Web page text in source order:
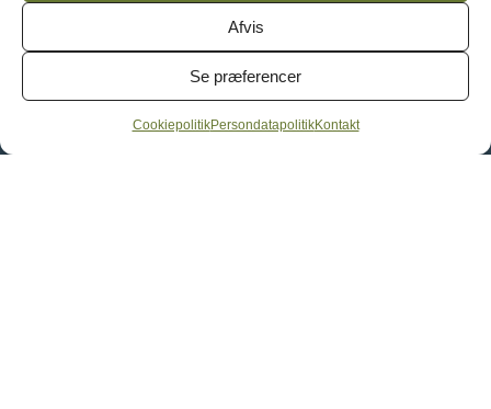
Afvis
Se præferencer
CookiepolitikPersondatapolitikKontakt
Terapi
Par- og familieterapi